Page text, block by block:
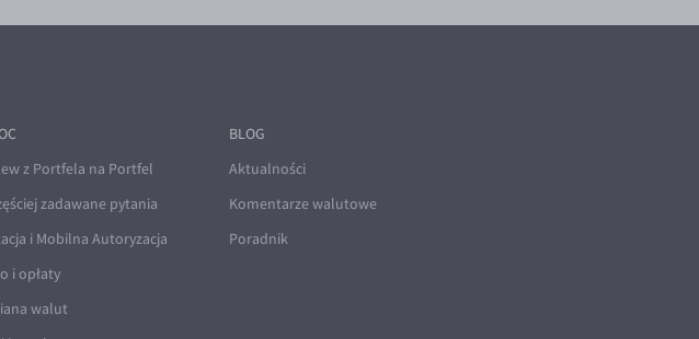
z Portfela na Portfel
zadawane pytania
i Mobilna Autoryzacja
i opłaty
walut
BLOG
Aktualności
Komentarze walutowe
Poradnik